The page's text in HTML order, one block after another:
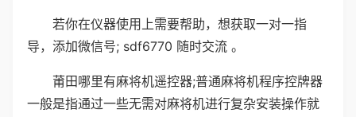
若你在仪器使用上需要帮助，想获取一对一指
导，添加微信号; sdf6770 随时交流 。
莆田哪里有麻将机遥控器;普通麻将机程序控牌器
一般是指通过一些无需对麻将机进行复杂安装操作就